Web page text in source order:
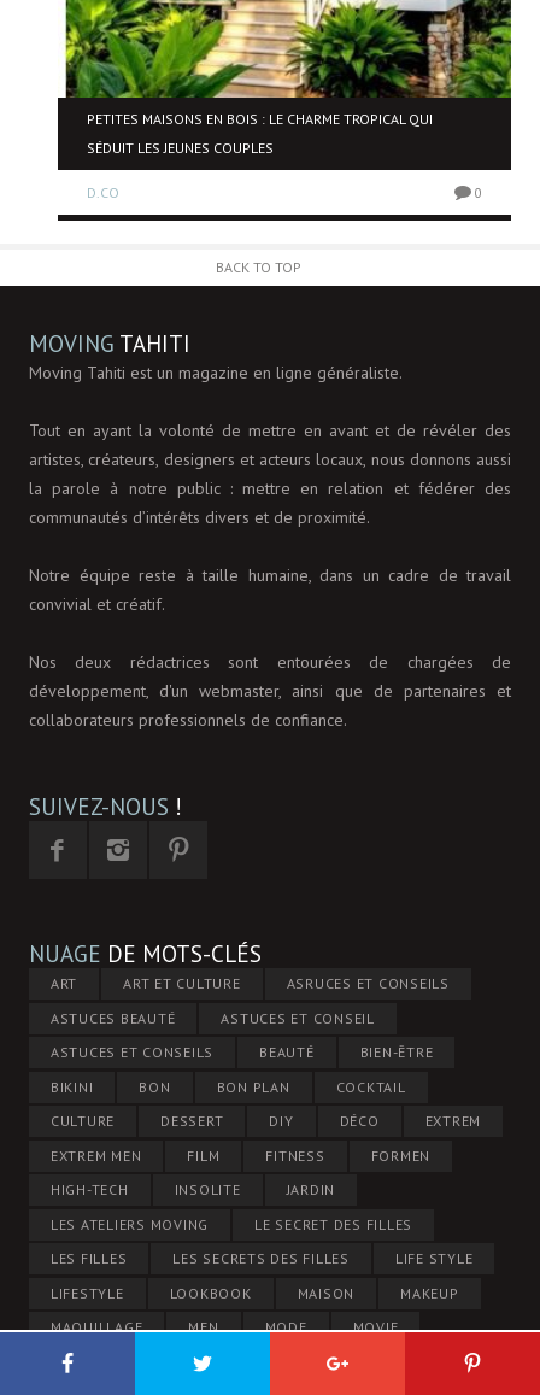
PETITES MAISONS EN BOIS : LE CHARME TROPICAL QUI
SÉDUIT LES JEUNES COUPLES
D.CO 0
BACK TO TOP
MOVING TAHITI
Moving Tahiti est un magazine en ligne généraliste.
Tout en ayant la volonté de mettre en avant et de révéler des
artistes, créateurs, designers et acteurs locaux, nous donnons aussi
la parole à notre public : mettre en relation et fédérer des
communautés d’intérêts divers et de proximité.
Notre équipe reste à taille humaine, dans un cadre de travail
convivial et créatif.
Nos deux rédactrices sont entourées de chargées de
développement, d'un webmaster, ainsi que de partenaires et
collaborateurs professionnels de confiance.
SUIVEZ-NOUS !
NUAGE DE MOTS-CLÉS
ART ART ET CULTURE
ASRUCES ET CONSEILS
ASTUCES BEAUTÉ
ASTUCES ET CONSEIL
ASTUCES ET CONSEILS
BEAUTÉ
BIEN-ÊTRE
BIKINI
BON BON PLAN
COCKTAIL
CULTURE
DESSERT DIY DÉCO
EXTREM
EXTREM MEN
FILM FITNESS
FORMEN
HIGH-TECH
INSOLITE
JARDIN
LES ATELIERS MOVING
LE SECRET DES FILLES
LES FILLES
LES SECRETS DES FILLES
LIFE STYLE
LIFESTYLE
LOOKBOOK MAISON
MAKEUP
MAQUILLAGE
MEN MODE
MOVIE
MUSIC
MUSIC AND MOVIE NEWS